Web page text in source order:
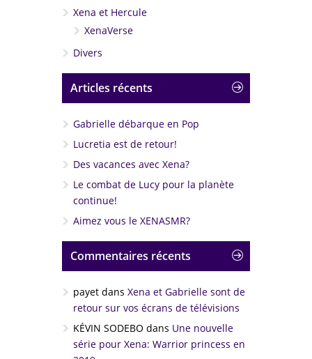
Xena et Hercule
XenaVerse
Divers
Articles récents
Gabrielle débarque en Pop
Lucretia est de retour!
Des vacances avec Xena?
Le combat de Lucy pour la planète
continue!
Aimez vous le XENASMR?
Commentaires récents
payet dans Xena et Gabrielle sont de
retour sur vos écrans de télévisions
KÉVIN SODEBO dans Une nouvelle
série pour Xena: Warrior princess en